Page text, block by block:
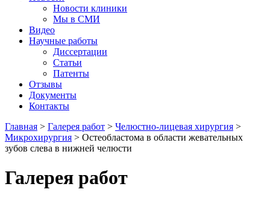
Новости клиники
Мы в СМИ
Видео
Научные работы
Диссертации
Статьи
Патенты
Отзывы
Документы
Контакты
Главная > Галерея работ > Челюстно-лицевая хирургия >
Микрохирургия > Остеобластома в области жевательных
зубов слева в нижней челюсти
Галерея работ